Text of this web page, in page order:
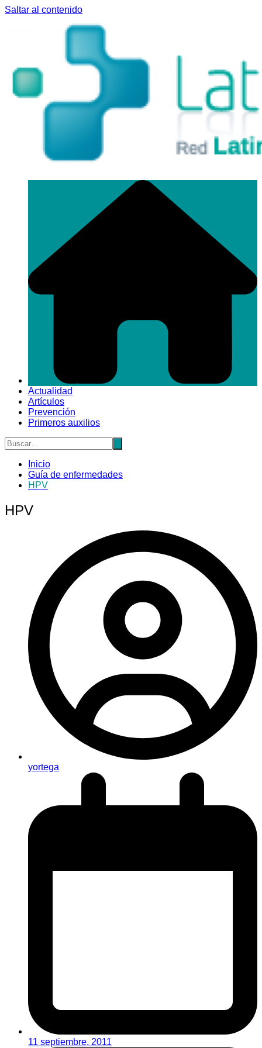
Saltar al contenido
Actualidad
Artículos
Prevención
Primeros auxilios
Inicio
Guía de enfermedades
HPV
HPV
yortega
11 septiembre, 2011